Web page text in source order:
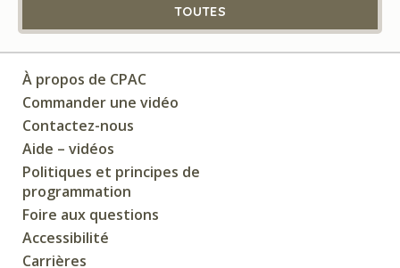
TOUTES
À propos de CPAC
Commander une vidéo
Contactez-nous
Aide – vidéos
Politiques et principes de
programmation
Foire aux questions
Accessibilité
Carrières